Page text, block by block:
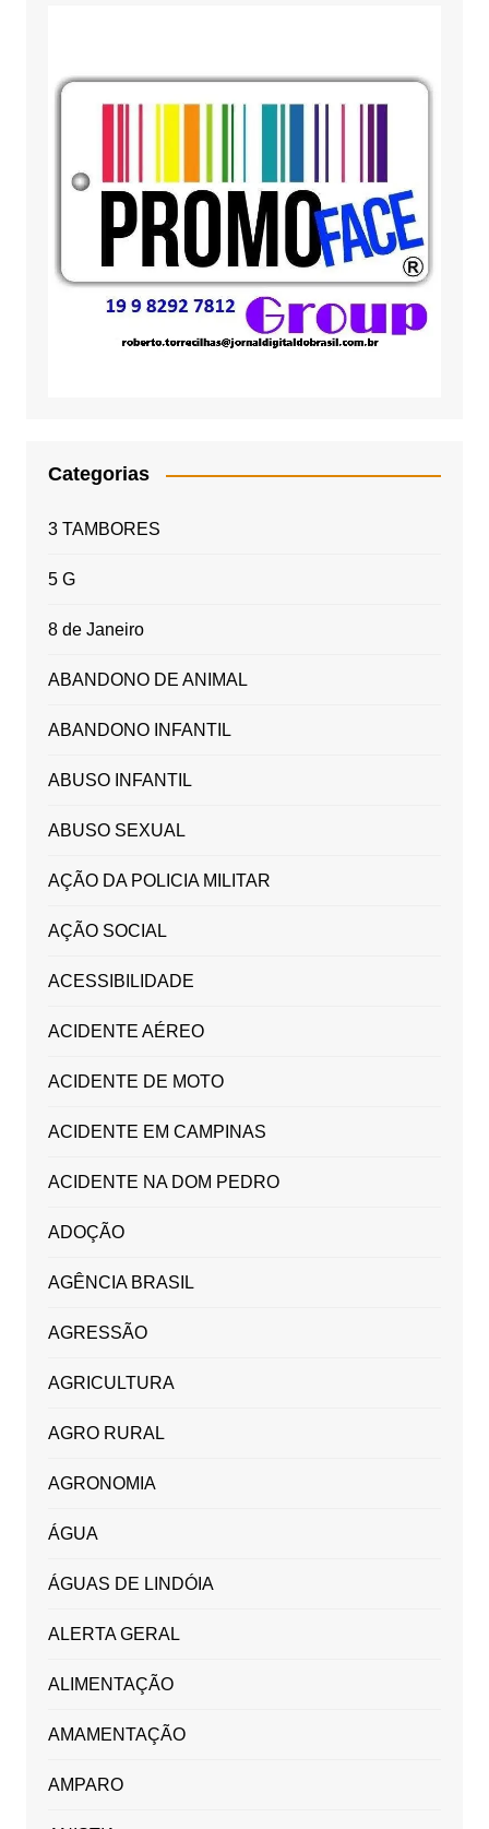
Categorias
3 TAMBORES
5 G
8 de Janeiro
ABANDONO DE ANIMAL
ABANDONO INFANTIL
ABUSO INFANTIL
ABUSO SEXUAL
AÇÃO DA POLICIA MILITAR
AÇÃO SOCIAL
ACESSIBILIDADE
ACIDENTE AÉREO
ACIDENTE DE MOTO
ACIDENTE EM CAMPINAS
ACIDENTE NA DOM PEDRO
ADOÇÃO
AGÊNCIA BRASIL
AGRESSÃO
AGRICULTURA
AGRO RURAL
AGRONOMIA
ÁGUA
ÁGUAS DE LINDÓIA
ALERTA GERAL
ALIMENTAÇÃO
AMAMENTAÇÃO
AMPARO